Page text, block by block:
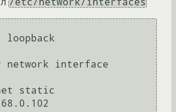
/etc/network/interfaces
network interface
static